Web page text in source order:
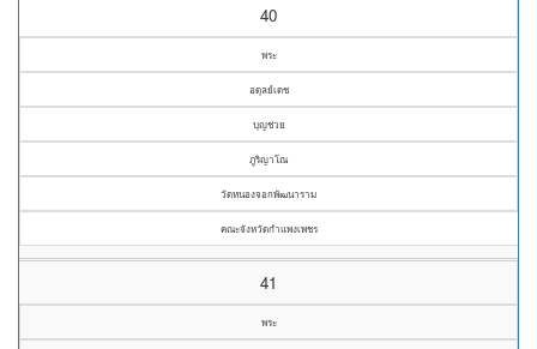
40
พระ
อดุลย์เดช
บุญช่วย
ภูริญาโณ
วัดหนองจอกพัฒนาราม
คณะจังหวัดกำแพงเพชร
41
พระ